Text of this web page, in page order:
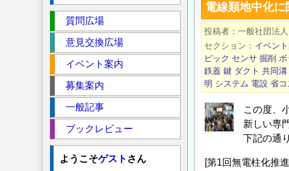
ず
電線類地中化
投稿者 一般社団法
セクション
イベン
ピック センサ 掘削 ボ
鉄蓋 鍵 ダクト 共同溝
明 システム 電設 省コ
この度、
新しい専
下記の通
[第1回無電柱化推
ク
シ
質問広場
意見交換広場
イベント案内
募集案内
一般記事
ブックレビュー
ようこそゲスト さん